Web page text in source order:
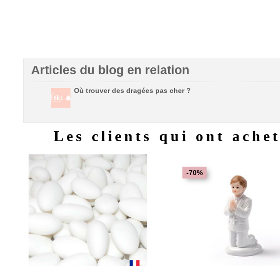
Articles du blog en relation
Où trouver des dragées pas cher ?
Les clients qui ont
-70%